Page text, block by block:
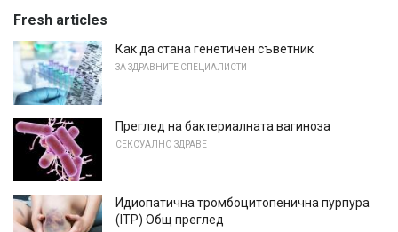
Fresh articles
Как да стана генетичен съветник
ЗА ЗДРАВНИТЕ СПЕЦИАЛИСТИ
Преглед на бактериалната вагиноза
СЕКСУАЛНО ЗДРАВЕ
Идиопатична тромбоцитопенична пурпура
(ITP) Общ преглед